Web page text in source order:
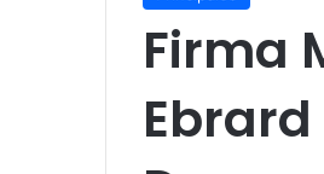
Firma